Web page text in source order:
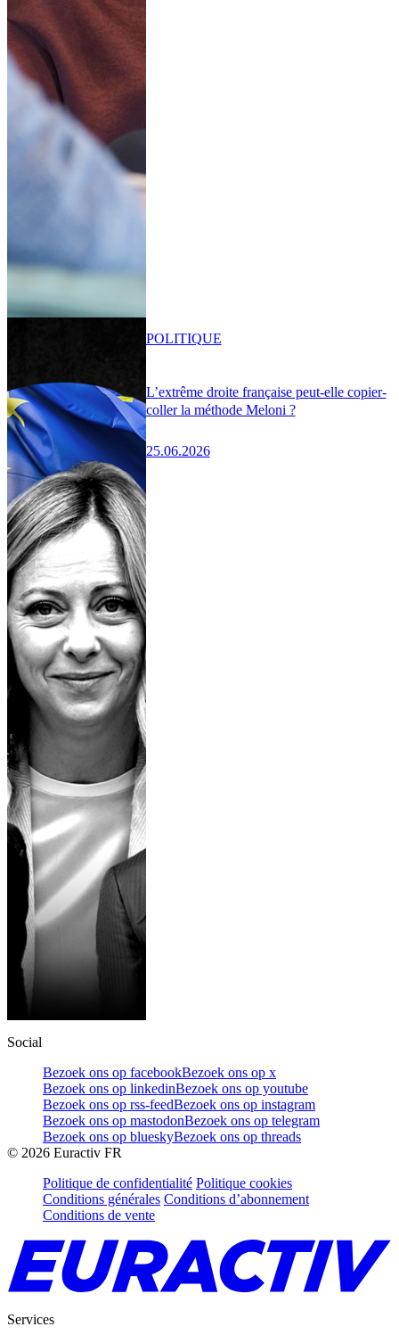
L’extrême droite française peut-elle copier-
coller la méthode Meloni ?
25.06.2026
POLITIQUE
Social
Bezoek ons op facebookBezoek ons op x
Bezoek ons op linkedinBezoek ons op youtube
Bezoek ons op rss-feedBezoek ons op instagram
Bezoek ons op mastodonBezoek ons op telegram
Bezoek ons op blueskyBezoek ons op threads
© 2026 Euractiv FR
Politique de confidentialité Politique cookies
Conditions générales Conditions d’abonnement
Conditions de vente
Services